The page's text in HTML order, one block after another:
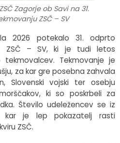
Zagorje ob Savi na 31.
ZSČ – SV
2026 potekalo 31. odprto
ZSČ – SV, ki je tudi letos
Tekmovanje je
za kar gre posebna zahvala
Slovenski vojski ter osebju
ki so poskrbeli za
Število udeležencev se iz
je lep pokazatelj rasti
ZSČ.